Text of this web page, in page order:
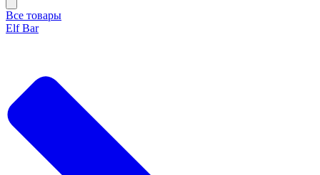
Все товары
Elf Bar